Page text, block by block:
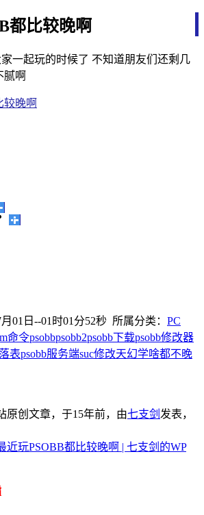
都比较晚啊
一起玩的时候了 不知道朋友们还剩几
腻啊
01日--01时01分52秒 所属分类： PC
命令psobbpsobb2psobb下载psobb修改器
表psobb服务端suc修改天幻学啥都不晚
原创文章，于15年前，由七支剑 发表，
近玩PSOBB都比较晚啊 | 七支剑的WP